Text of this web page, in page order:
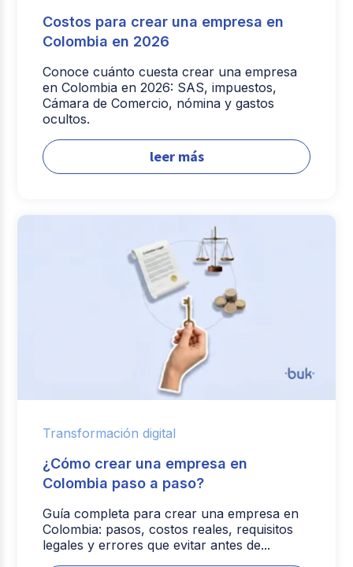
Costos para crear una empresa en
Colombia en 2026
Conoce cuánto cuesta crear una empresa
en Colombia en 2026: SAS, impuestos,
Cámara de Comercio, nómina y gastos
ocultos.
leer más
Transformación digital
¿Cómo crear una empresa en
Colombia paso a paso?
Guía completa para crear una empresa en
Colombia: pasos, costos reales, requisitos
legales y errores que evitar antes de...